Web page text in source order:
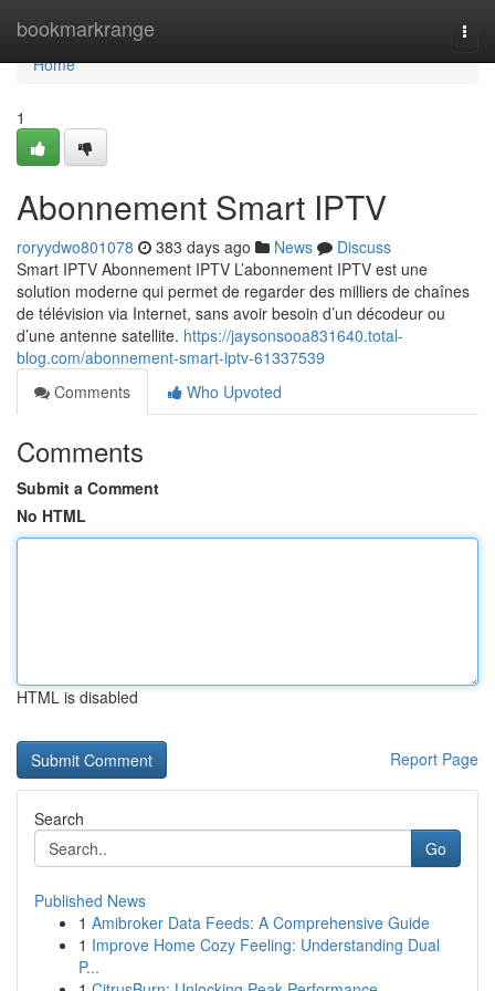
bookmarkrange
Home
Home
1
Abonnement Smart IPTV
roryydwo801078 383 days ago News
Discuss
Smart IPTV Abonnement IPTV L’abonnement IPTV est une
solution moderne qui permet de regarder des milliers de chaînes
de télévision via Internet, sans avoir besoin d’un décodeur ou
d’une antenne satellite. https://jaysonsooa831640.total-
blog.com/abonnement-smart-iptv-61337539
Comments
Who Upvoted
Comments
Submit a Comment
No HTML
HTML is disabled
Report Page
Search
Go
Published News
1 Amibroker Data Feeds: A Comprehensive Guide
1 Improve Home Cozy Feeling: Understanding Dual
P...